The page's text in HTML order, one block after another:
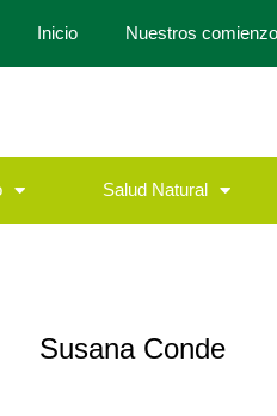
Inicio Nuestros
Salud Natural
Susana Conde